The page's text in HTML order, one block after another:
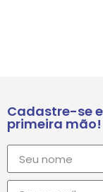
Cadastre-se
primeira mão!